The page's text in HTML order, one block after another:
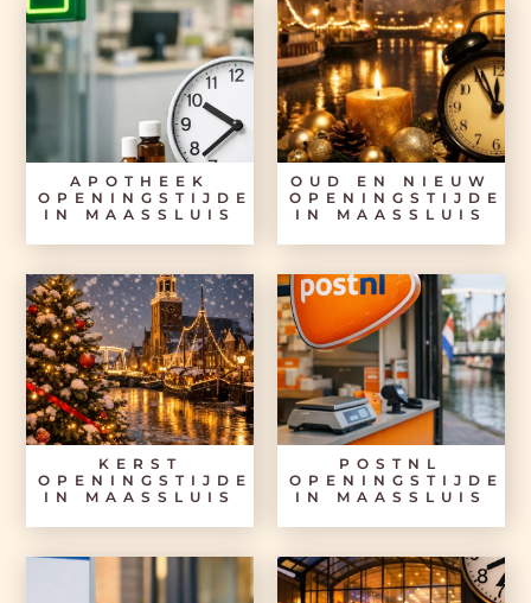
APOTHEEK
OPENINGSTIJDEN
IN MAASSLUIS
OUD EN NIEUW
OPENINGSTIJDEN
IN MAASSLUIS
KERST
OPENINGSTIJDEN
IN MAASSLUIS
POSTNL
OPENINGSTIJDEN
IN MAASSLUIS